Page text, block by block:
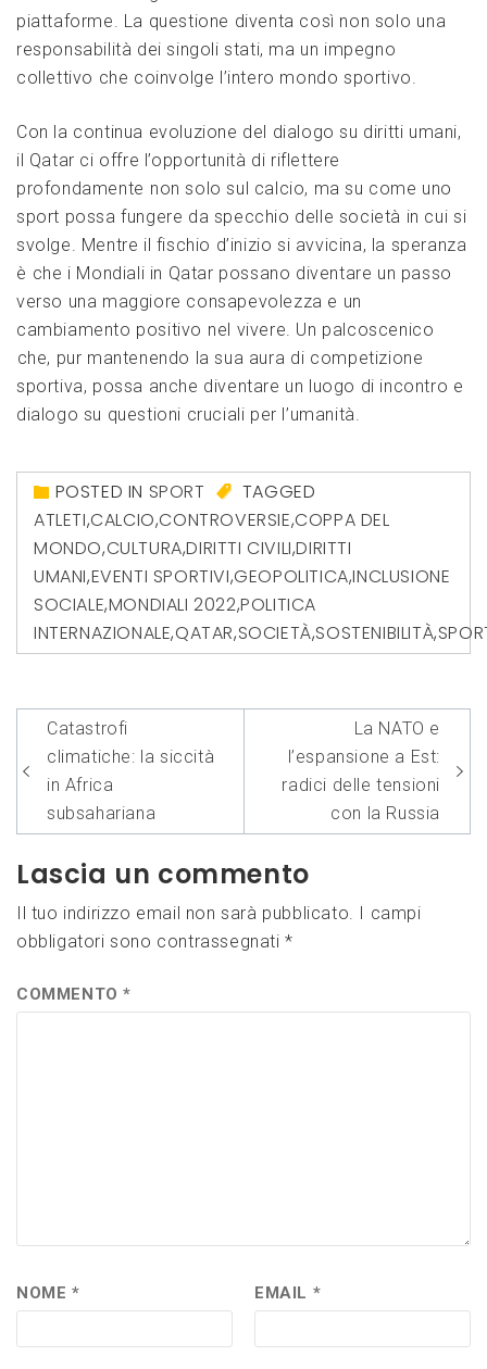
piattaforme. La questione diventa così non solo⁣ una
responsabilità dei singoli stati, ma un impegno
collettivo che coinvolge ​l’intero mondo sportivo.
Con la continua evoluzione del ‍dialogo su diritti umani,
il Qatar ci offre​ l’opportunità di riflettere
profondamente ⁤non solo ​sul calcio, ma su come uno
sport possa fungere da specchio delle società in cui⁢ si
svolge. Mentre il ‍fischio d’inizio si ‌avvicina, la speranza
è⁤ che i ‍Mondiali in Qatar possano diventare un passo
verso una maggiore consapevolezza e un
cambiamento positivo ⁢nel vivere. Un palcoscenico
⁣che, pur mantenendo la sua aura⁤ di competizione
sportiva, possa anche diventare‌ un luogo di incontro e
dialogo su questioni cruciali per l’umanità.
POSTED IN SPORT
TAGGED
ATLETI,CALCIO,CONTROVERSIE,COPPA DEL
MONDO,CULTURA,DIRITTI CIVILI,DIRITTI
UMANI,EVENTI SPORTIVI,GEOPOLITICA,INCLUSIONE
SOCIALE,MONDIALI 2022,POLITICA
INTERNAZIONALE,QATAR,SOCIETÀ,SOSTENIBILITÀ,
Navigazione
articoli
Catastrofi
climatiche: la siccità
in Africa
subsahariana
La NATO e
l’espansione a Est:
radici delle tensioni
con la Russia
Lascia un commento
Il tuo indirizzo email non sarà pubblicato. I campi
obbligatori sono contrassegnati*
COMMENTO*
NOME * EMAIL *